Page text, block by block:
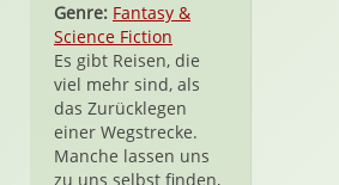
Genre: Fantasy &
Science Fiction
Es gibt Reisen, die
viel mehr sind, als
das Zurücklegen
einer Wegstrecke.
Manche lassen uns
zu uns selbst finden,